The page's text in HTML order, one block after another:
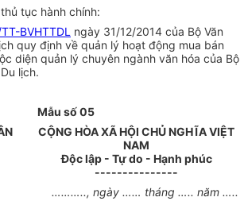
tục hành chính:
BVHTTDL ngày 31/12/2014 của Bộ Văn
quy định về quản lý hoạt động mua bán
diện quản lý chuyên ngành văn hóa của Bộ
lịch.
Mẫu số 05
CỘNG HÒA XÃ HỘI CHỦ NGHĨA VIỆT
NAM
Độc lập - Tự do - Hạnh phúc
---------------
……….., ngày …… tháng ….. năm …..